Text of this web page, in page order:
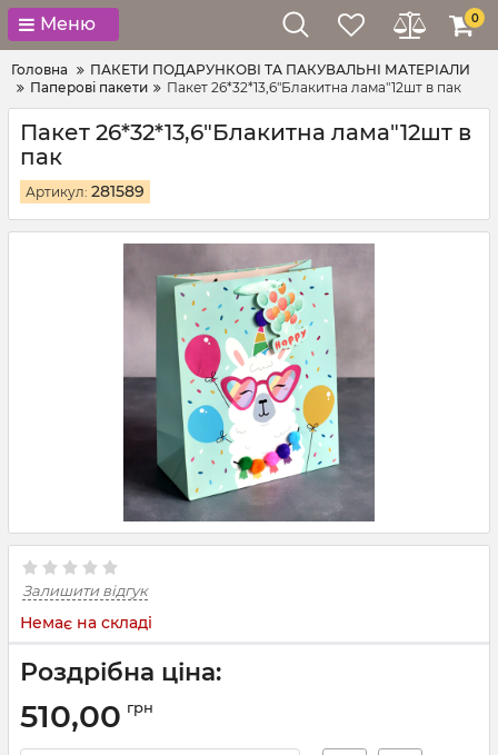
Меню 0
Головна
ПАКЕТИ ПОДАРУНКОВІ ТА ПАКУВАЛЬНІ МАТЕРІАЛИ
Паперові пакети
Пакет 26*32*13,6"Блакитна лама"12шт в пак
Пакет 26*32*13,6"Блакитна лама"12шт в
пак
Артикул: 281589
Залишити відгук
Немає на складі
Роздрібна ціна:
510,00 грн